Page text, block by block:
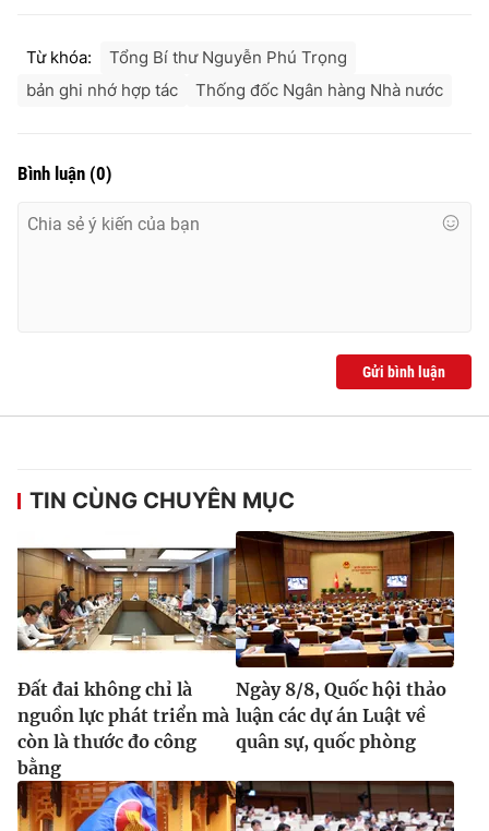
Từ khóa:
Tổng Bí thư Nguyễn Phú Trọng
bản ghi nhớ hợp tác
Thống đốc Ngân hàng Nhà nước
Bình luận (0)
Gửi bình luận
TIN CÙNG CHUYÊN MỤC
Đất đai không chỉ là
nguồn lực phát triển mà
còn là thước đo công
bằng
Ngày 8/8, Quốc hội thảo
luận các dự án Luật về
quân sự, quốc phòng